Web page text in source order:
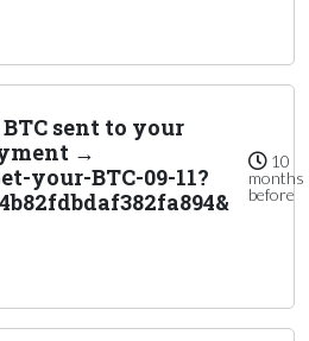
sent to your
→
your-BTC-09-11?
10
months
before